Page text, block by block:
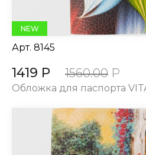
NEW
Арт. 8145
1419 Р 1560.00 Р
Обложка для паспорта